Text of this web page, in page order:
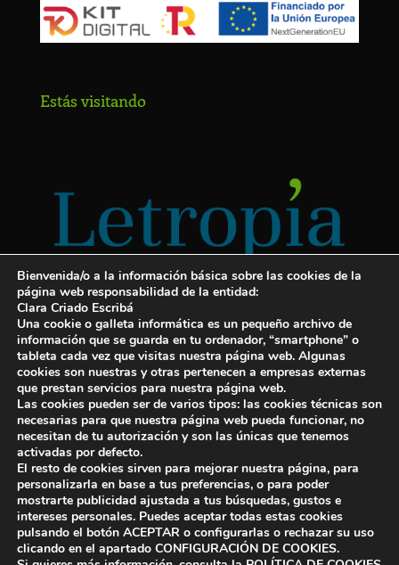
Estás visitando
Servicios para escritores
¡Letropía te ayuda con tu libro!
Autopublicar un libro
Cuanto cuesta publicar un libro
Cómo escribir un libro y publicarlo
Bienvenida/o a la información básica sobre las cookies de la
página web responsabilidad de la entidad:
Clara Criado Escribá
Una cookie o galleta informática es un pequeño archivo de
información que se guarda en tu ordenador, “smartphone” o
tableta cada vez que visitas nuestra página web. Algunas
cookies son nuestras y otras pertenecen a empresas externas
que prestan servicios para nuestra página web.
Las cookies pueden ser de varios tipos: las cookies técnicas son
necesarias para que nuestra página web pueda funcionar, no
necesitan de tu autorización y son las únicas que tenemos
activadas por defecto.
El resto de cookies sirven para mejorar nuestra página, para
personalizarla en base a tus preferencias, o para poder
mostrarte publicidad ajustada a tus búsquedas, gustos e
intereses personales. Puedes aceptar todas estas cookies
pulsando el botón ACEPTAR o configurarlas o rechazar su uso
clicando en el apartado CONFIGURACIÓN DE COOKIES.